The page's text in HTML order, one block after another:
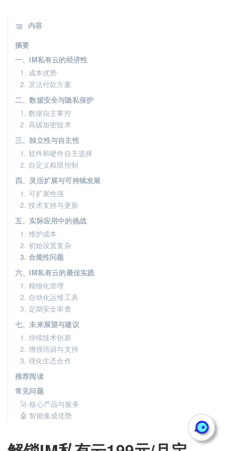
内容
摘要
一、IM私有云的经济性
1. 成本优势
2. 灵活付款方案
二、数据安全与隐私保护
1. 数据自主掌控
2. 高级加密技术
三、独立性与自主性
1. 软件和硬件自主选择
2. 自定义权限控制
四、灵活扩展与可持续发展
1. 可扩展性强
2. 技术支持与更新
五、实际应用中的挑战
1. 维护成本
2. 初始设置复杂
3. 合规性问题
六、IM私有云的最佳实践
1. 精细化管理
2. 自动化运维工具
3. 定期安全审查
七、未来展望与建议
1. 持续技术创新
2. 增强培训与支持
3. 强化生态合作
推荐阅读
常见问题
🚀 核心产品与服务
🤖 智能集成优势